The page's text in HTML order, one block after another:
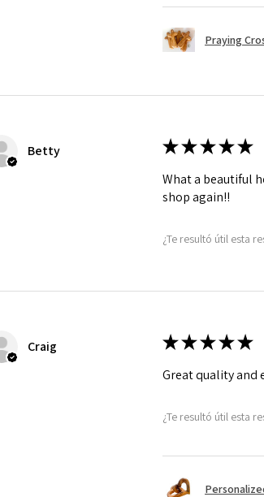
Praying
Betty ★★★★★
What a beautiful
shop again!!
¿Te resultó útil esta
Craig ★★★★★
Great quality and
¿Te resultó útil esta